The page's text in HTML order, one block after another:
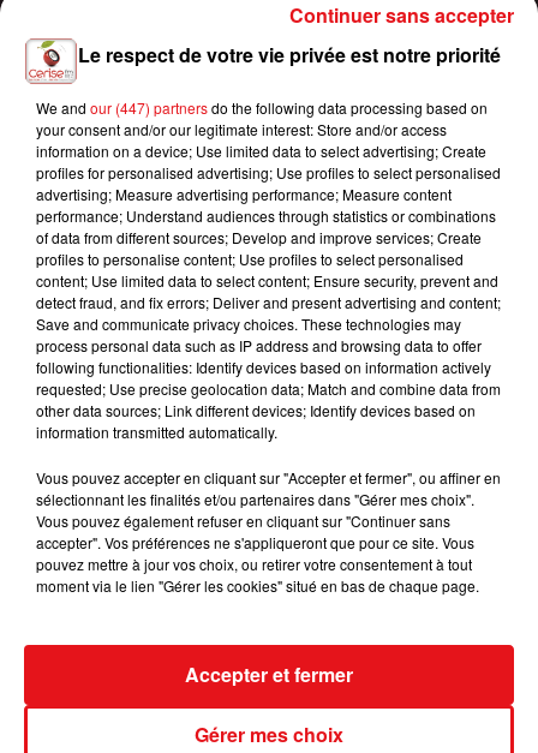
CANICULE : 16 DÉPARTEMENTS PLACÉS EN VIGILANCE ORANGE,
JUSQU'À 42°C...
Le respect de votre vie privée est notre priorité
We and our (447) partnersdo the following data processing based on
your consent and/or our legitimate interest: Store and/or access
information on a device; Use limited data to select advertising; Create
profiles for personalised advertising; Use profiles to select personalised
advertising; Measure advertising performance; Measure content
performance; Understand audiences through statistics or combinations
of data from different sources; Develop and improve services; Create
profiles to personalise content; Use profiles to select personalised
content; Use limited data to select content; Ensure security, prevent and
detect fraud, and fix errors; Deliver and present advertising and content;
Save and communicate privacy choices. These technologies may
process personal data such as IP address and browsing data to offer
following functionalities: Identify devices based on information actively
requested; Use precise geolocation data; Match and combine data from
other data sources; Link different devices; Identify devices based on
information transmitted automatically.
Vous pouvez accepter en cliquant sur "Accepter et fermer", ou affiner en
sélectionnant les finalités et/ou partenaires dans "Gérer mes choix".
Vous pouvez également refuser en cliquant sur "Continuer sans
accepter". Vos préférences ne s'appliqueront que pour ce site. Vous
pouvez mettre à jour vos choix, ou retirer votre consentement à tout
moment via le lien "Gérer les cookies" situé en bas de chaque page.
Gérer mes choix
Accepter et fermer
Continuer sans accepter